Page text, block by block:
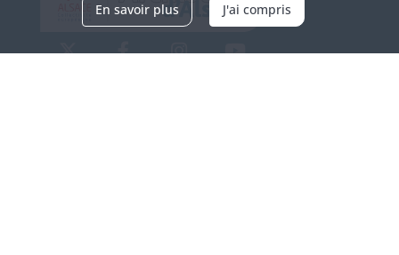
En savoir plus J'ai compris